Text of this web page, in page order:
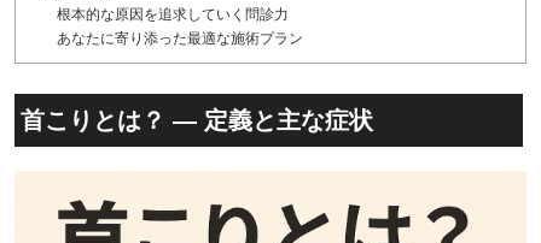
根本的な原因を追求していく問診力
あなたに寄り添った最適な施術プラン
首こりとは？ ― 定義と主な症状